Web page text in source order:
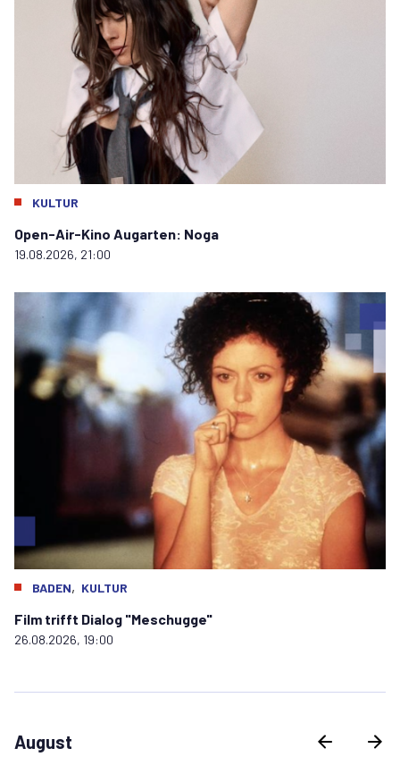
KULTUR
Open-Air-Kino Augarten: Noga
19.08.2026, 21:00
BADEN, KULTUR
Film trifft Dialog "Meschugge"
26.08.2026, 19:00
August